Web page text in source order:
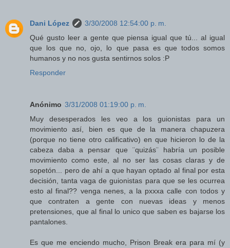
Dani López
3/30/2008 12:54:00 p. m.
Qué gusto leer a gente que piensa igual que tú... al igual
que los que no, ojo, lo que pasa es que todos somos
humanos y no nos gusta sentirnos solos :P
Responder
Anónimo 3/31/2008 01:19:00 p. m.
Muy desesperados les veo a los guionistas para un
movimiento así, bien es que de la manera chapuzera
(porque no tiene otro calificativo) en que hicieron lo de la
cabeza daba a pensar que ¨quizás¨ habría un posible
movimiento como este, al no ser las cosas claras y de
sopetón... pero de ahí a que hayan optado al final por esta
decisión, tanta vaga de guionistas para que se les ocurrea
esto al final?? venga nenes, a la pxxxa calle con todos y
que contraten a gente con nuevas ideas y menos
pretensiones, que al final lo unico que saben es bajarse los
pantalones.
Es que me enciendo mucho, Prison Break era para mí (y